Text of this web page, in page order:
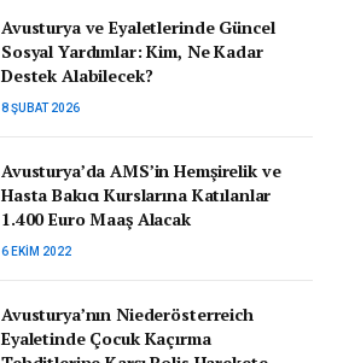
Avusturya ve Eyaletlerinde Güncel
Sosyal Yardımlar: Kim, Ne Kadar
Destek Alabilecek?
8 ŞUBAT 2026
Avusturya’da AMS’in Hemşirelik ve
Hasta Bakıcı Kurslarına Katılanlar
1.400 Euro Maaş Alacak
6 EKIM 2022
Avusturya’nın Niederösterreich
Eyaletinde Çocuk Kaçırma